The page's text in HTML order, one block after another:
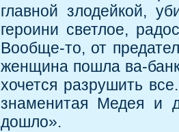
главной злодейкой,
героини светлое,
Вообще-то, от
женщина пошла ва-
хочется разрушить
знаменитая Медея и
дошло».